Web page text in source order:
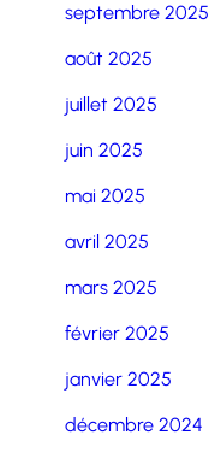
septembre 2025
août 2025
juillet 2025
juin 2025
mai 2025
avril 2025
mars 2025
février 2025
janvier 2025
décembre 2024